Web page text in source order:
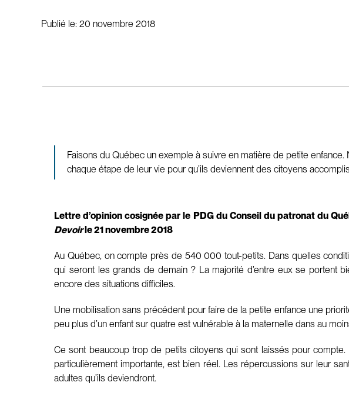
Publié le: 20 novembre 2018
Faisons du Québec un exemple à suivre en matière de petite
chaque étape de leur vie pour qu’ils deviennent des citoyens
Lettre d’opinion cosignée par le PDG du Conseil du patronat du
Devoirle 21 novembre 2018
Au Québec, on compte près de 540 000 tout-petits. Dans quelles
qui seront les grands de demain ? La majorité d’entre eux se portent
encore des situations difficiles.
Une mobilisation sans précédent pour faire de la petite enfance une
peu plus d’un enfant sur quatre est vulnérable à la maternelle dans au
Ce sont beaucoup trop de petits citoyens qui sont laissés pour
particulièrement importante, est bien réel. Les répercussions sur leur
adultes qu’ils deviendront.